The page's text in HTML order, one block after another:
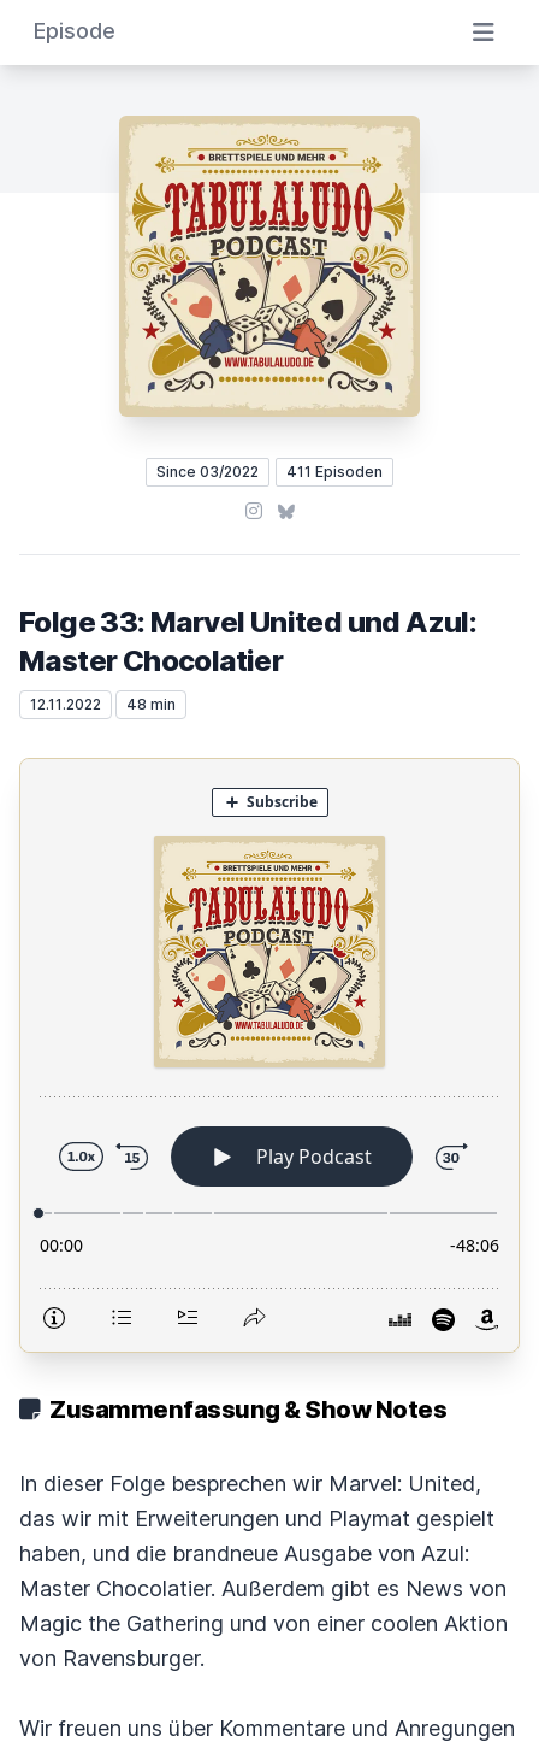
Episode
Since 03/2022 411 Episoden
Instagram
Bluesky
Folge 33: Marvel United und Azul:
Master Chocolatier
12.11.2022 48 min
Zusammenfassung & Show Notes
In dieser Folge besprechen wir Marvel: United,
das wir mit Erweiterungen und Playmat gespielt
haben, und die brandneue Ausgabe von Azul:
Master Chocolatier. Außerdem gibt es News von
Magic the Gathering und von einer coolen Aktion
von Ravensburger.
Wir freuen uns über Kommentare und Anregungen